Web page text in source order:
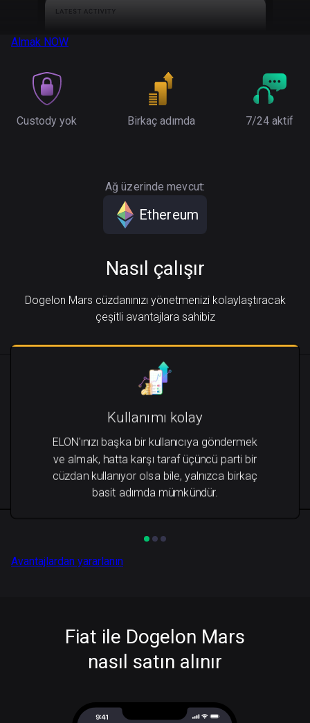
Almak NOW
Custody yok Birkaç adımda 7/24 aktif
Ağ üzerinde mevcut:
Ethereum
Nasıl çalışır
Dogelon Mars cüzdanınızı yönetmenizi kolaylaştıracak
çeşitli avantajlara sahibiz
Kullanımı kolay
ELON'ınızı başka bir kullanıcıya göndermek
ve almak, hatta karşı taraf üçüncü parti bir
cüzdan kullanıyor olsa bile, yalnızca birkaç
basit adımda mümkündür.
Avantajlardan yararlanın
Fiat ile Dogelon Mars
nasıl satın alınır